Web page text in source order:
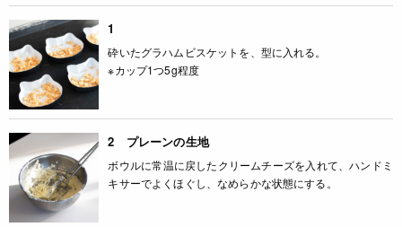
1
砕いたグラハムビスケットを、型に入れる。
※カップ1つ5g程度
2 プレーンの生地
ボウルに常温に戻したクリームチーズを入れて、ハンドミ
キサーでよくほぐし、なめらかな状態にする。